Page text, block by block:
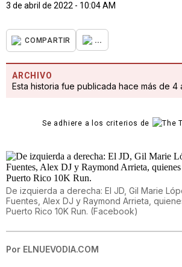
3 de abril de 2022 - 10:04 AM
COMPARTIR ...
ARCHIVO
Esta historia fue publicada hace más de 4
Se adhiere a los criterios de
De izquierda a derecha: El JD, Gil Marie
Fuentes, Alex DJ y Raymond Arrieta,
Puerto Rico 10K Run. (Facebook)
Por ELNUEVODIA.COM